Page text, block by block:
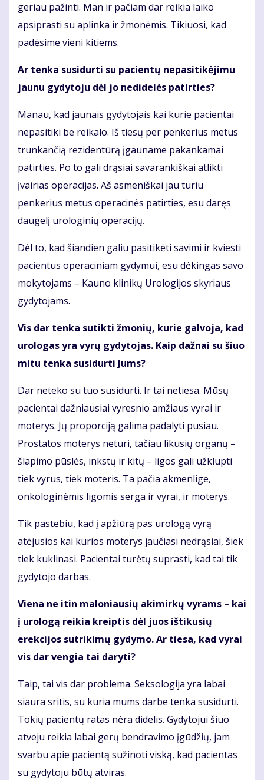
geriau pažinti. Man ir pačiam dar reikia laiko
apsiprasti su aplinka ir žmonėmis. Tikiuosi, kad
padėsime vieni kitiems.
Ar tenka susidurti su pacientų nepasitikėjimu
jaunu gydytoju dėl jo nedidelės patirties?
Manau, kad jaunais gydytojais kai kurie pacientai
nepasitiki be reikalo. Iš tiesų per penkerius metus
trunkančią rezidentūrą įgauname pakankamai
patirties. Po to gali drąsiai savarankiškai atlikti
įvairias operacijas. Aš asmeniškai jau turiu
penkerius metus operacinės patirties, esu daręs
daugelį urologinių operacijų.
Dėl to, kad šiandien galiu pasitikėti savimi ir kviesti
pacientus operaciniam gydymui, esu dėkingas savo
mokytojams – Kauno klinikų Urologijos skyriaus
gydytojams.
Vis dar tenka sutikti žmonių, kurie galvoja, kad
urologas yra vyrų gydytojas. Kaip dažnai su šiuo
mitu tenka susidurti Jums?
Dar neteko su tuo susidurti. Ir tai netiesa. Mūsų
pacientai dažniausiai vyresnio amžiaus vyrai ir
moterys. Jų proporciją galima padalyti pusiau.
Prostatos moterys neturi, tačiau likusių organų –
šlapimo pūslės, inkstų ir kitų – ligos gali užklupti
tiek vyrus, tiek moteris. Ta pačia akmenlige,
onkologinėmis ligomis serga ir vyrai, ir moterys.
Tik pastebiu, kad į apžiūrą pas urologą vyrą
atėjusios kai kurios moterys jaučiasi nedrąsiai, šiek
tiek kuklinasi. Pacientai turėtų suprasti, kad tai tik
gydytojo darbas.
Viena ne itin maloniausių akimirkų vyrams – kai
į urologą reikia kreiptis dėl juos ištikusių
erekcijos sutrikimų gydymo. Ar tiesa, kad vyrai
vis dar vengia tai daryti?
Taip, tai vis dar problema. Seksologija yra labai
siaura sritis, su kuria mums darbe tenka susidurti.
Tokių pacientų ratas nėra didelis. Gydytojui šiuo
atveju reikia labai gerų bendravimo įgūdžių, jam
svarbu apie pacientą sužinoti viską, kad pacientas
su gydytoju būtų atviras.